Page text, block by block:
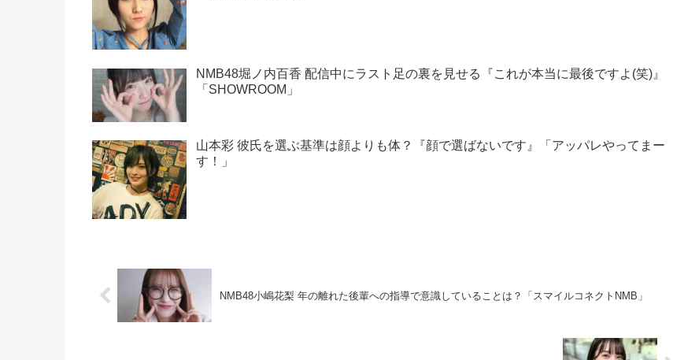
NMB48堀ノ内百香 配信中にラスト足の裏を見せる『これが本当に最後ですよ(笑)』
「SHOWROOM」
山本彩 彼氏を選ぶ基準は顔よりも体？『顔で選ばないです』「アッパレやってまー
す！」
NMB48小嶋花梨 年の離れた後輩への指導で意識していることは？「スマイルコネクトNMB」